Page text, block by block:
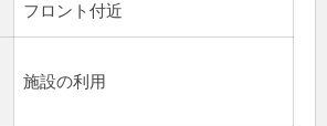
フロント付近
施設の利用